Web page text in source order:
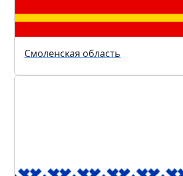
Смоленская область